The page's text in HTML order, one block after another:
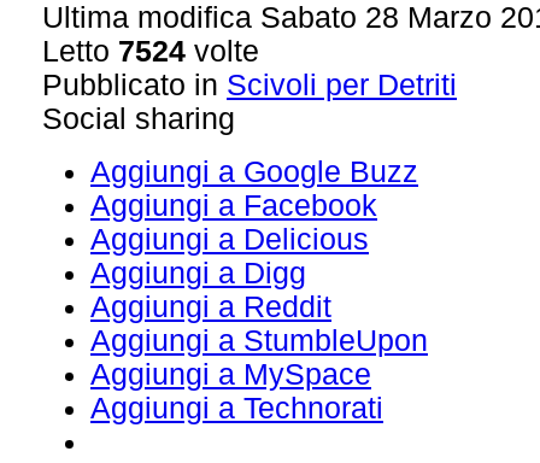
Ultima modifica Sabato 28 Marzo
Letto 7524 volte
Pubblicato in Scivoli per Detriti
Social sharing
Aggiungi a Google Buzz
Aggiungi a Facebook
Aggiungi a Delicious
Aggiungi a Digg
Aggiungi a Reddit
Aggiungi a StumbleUpon
Aggiungi a MySpace
Aggiungi a Technorati